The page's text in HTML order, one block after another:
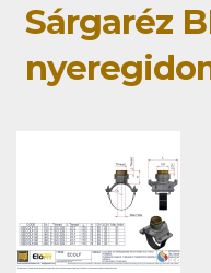
Sárgaréz